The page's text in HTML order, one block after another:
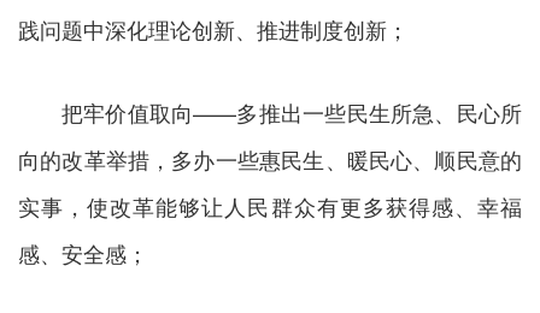
践问题中深化理论创新、推进制度创新；
把牢价值取向——多推出一些民生所急、民心所
向的改革举措，多办一些惠民生、暖民心、顺民意的
实事，使改革能够让人民群众有更多获得感、幸福
感、安全感；